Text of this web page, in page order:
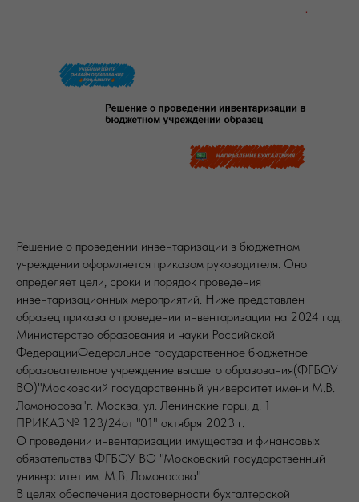
Решение о проведении инвентаризации в бюджетном
учреждении оформляется приказом руководителя. Оно
определяет цели, сроки и порядок проведения
инвентаризационных мероприятий. Ниже представлен
образец приказа о проведении инвентаризации на 2024 год.
Министерство образования и науки Российской
ФедерацииФедеральное государственное бюджетное
образовательное учреждение высшего образования(ФГБОУ
ВО)"Московский государственный университет имени М.В.
Ломоносова"г. Москва, ул. Ленинские горы, д. 1
ПРИКАЗ№ 123/24от "01" октября 2023 г.
О проведении инвентаризации имущества и финансовых
обязательствв ФГБОУ ВО "Московский государственный
университет им. М.В. Ломоносова"
В целях обеспечения достоверности бухгалтерской